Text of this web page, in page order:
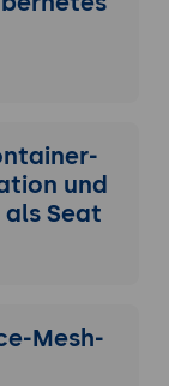
und
Seat
Mesh-